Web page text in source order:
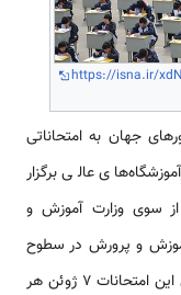
https://isna.ir/
جهان به امتحاناتی
عالی برگزار
سوی وزارت آموزش و
و پرورش در سطوح
دولتی و یا استانی تعیین می‌شود. تاریخ برگزاری این امتحانات 7 ژوئن هر